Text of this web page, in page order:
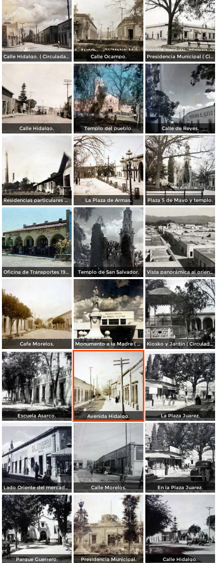
Calle Hidalgo. ( Circulada el 23 de Enero de 1955 ). Calle Ocampo. Presidencia Municipal ( Circulada el 2 de Junio de 1940 ).
Calle Hidalgo. Templo del pueblo. Calle de Reyes.
Residencias particulares de la fabrica. La Plaza de Armas. Plaza 5 de Mayo y templo.
Oficina de Transportes 1965. Templo de San Salvador. Vista panorámica al oriente de Matehuala
Cafe Morelos. Monumento a la Madre ( Circulada el 28 de Agosto de 1956 ). Kiosko y Jardin ( Circulada el 8 de Octubre de 1955 ).
Escuela Asarco. Avenida Hidalgo. La Plaza Juarez.
Lado Oriente del mercado Arista. Calle Morelos. En la Plaza Juarez.
Parque Guerrero. Presidencia Municipal. Calle Hidalgo.